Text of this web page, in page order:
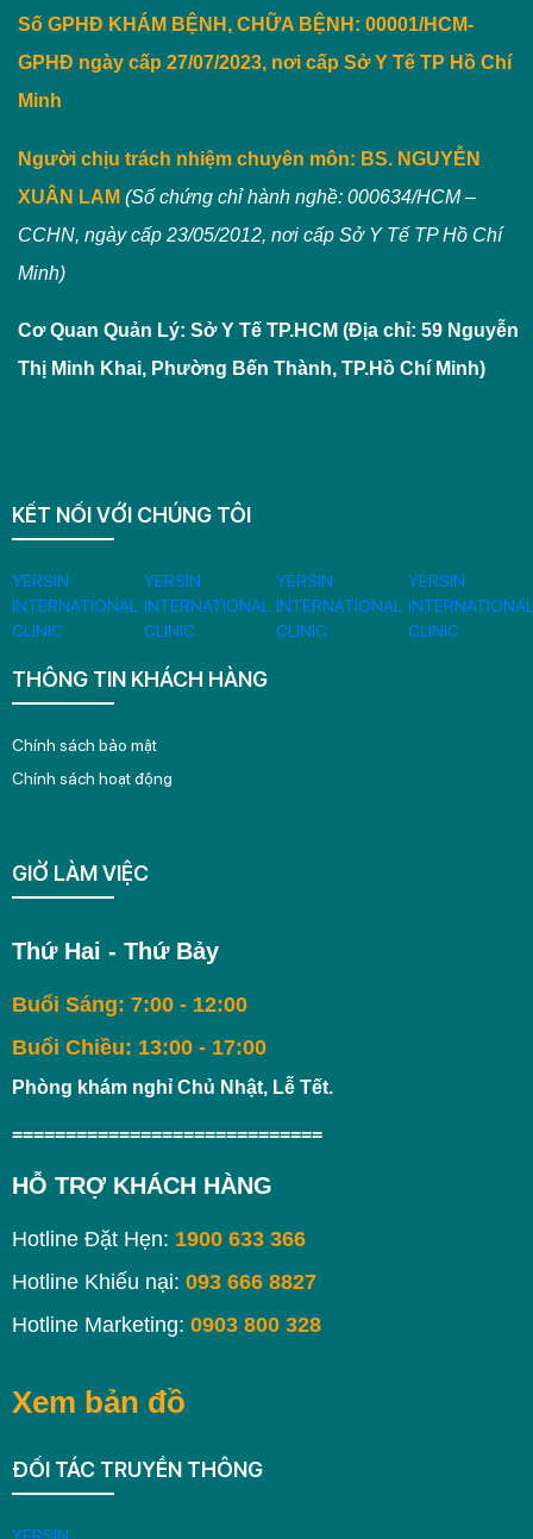
Số GPHĐ KHÁM BỆNH, CHỮA BỆNH: 00001/HCM-
GPHĐ ngày cấp 27/07/2023, nơi cấp Sở Y Tế TP Hồ Chí
Minh
Người chịu trách nhiệm chuyên môn: BS. NGUYỄN
XUÂN LAM (Số chứng chỉ hành nghề: 000634/HCM –
CCHN, ngày cấp 23/05/2012, nơi cấp Sở Y Tế TP Hồ Chí
Minh)
Cơ Quan Quản Lý: Sở Y Tế TP.HCM (Địa chỉ: 59 Nguyễn
Thị Minh Khai, Phường Bến Thành, TP.Hồ Chí Minh)
KẾT NỐI VỚI CHÚNG TÔI
THÔNG TIN KHÁCH HÀNG
Chính sách bảo mật
Chính sách hoạt động
GIỜ LÀM VIỆC
Thứ Hai - Thứ Bảy
Buổi Sáng: 7:00 - 12:00
Buổi Chiều: 13:00 - 17:00
Phòng khám nghỉ Chủ Nhật, Lễ Tết.
=============================
HỖ TRỢ KHÁCH HÀNG
Hotline Đặt Hẹn: 1900 633 366
Hotline Khiếu nại: 093 666 8827
Hotline Marketing: 0903 800 328
Xem bản đồ
ĐỐI TÁC TRUYỀN THÔNG